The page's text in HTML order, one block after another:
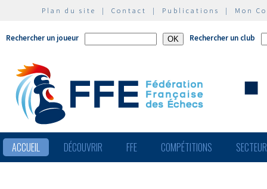
Plan du site | Contact | Publications | Mon
Rechercher un joueur Rechercher un club
ACCUEIL DÉCOUVRIR FFE COMPÉTITIONS